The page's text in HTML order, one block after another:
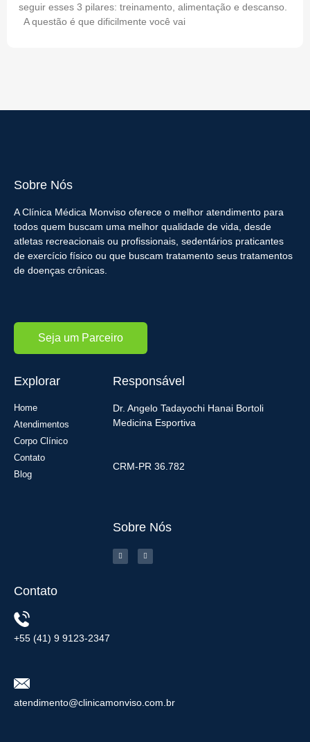
seguir esses 3 pilares: treinamento, alimentação e descanso.
A questão é que dificilmente você vai
Sobre Nós
A Clínica Médica Monviso oferece o melhor atendimento para
todos quem buscam uma melhor qualidade de vida, desde
atletas recreacionais ou profissionais, sedentários praticantes
de exercício físico ou que buscam tratamento seus tratamentos
de doenças crônicas.
Seja um Parceiro
Explorar
Home
Atendimentos
Corpo Clínico
Contato
Blog
Responsável
Dr. Angelo Tadayochi Hanai Bortoli
Medicina Esportiva
CRM-PR 36.782
Sobre Nós
Contato
+55 (41) 9 9123-2347
atendimento@clinicamonviso.com.br